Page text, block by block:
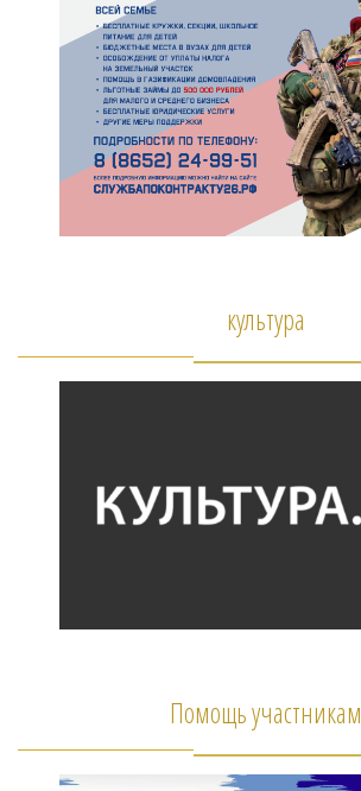
культура
Помощь участникам